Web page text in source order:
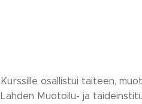
Kurssille osallistui taiteen,
Lahden Muotoilu- ja